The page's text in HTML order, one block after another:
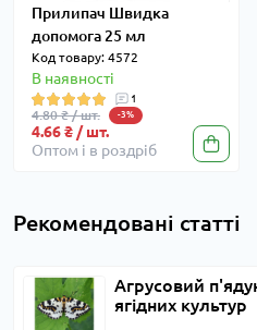
Прилипач Швидка
допомога 25 мл
Код товару: 4572
В наявності
1
4.80 ₴ / шт. -3%
4.66 ₴ / шт.
Оптом і в роздріб
Рекомендовані статті
Агрусовий
ягідних культур